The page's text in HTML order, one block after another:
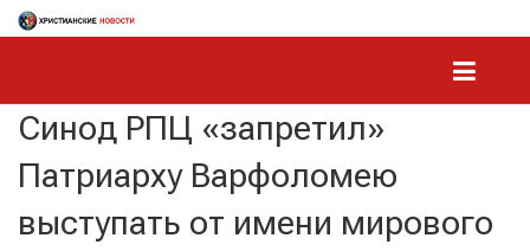
Синод РПЦ «запретил»
Патриарху Варфоломею
выступать от имени мирового